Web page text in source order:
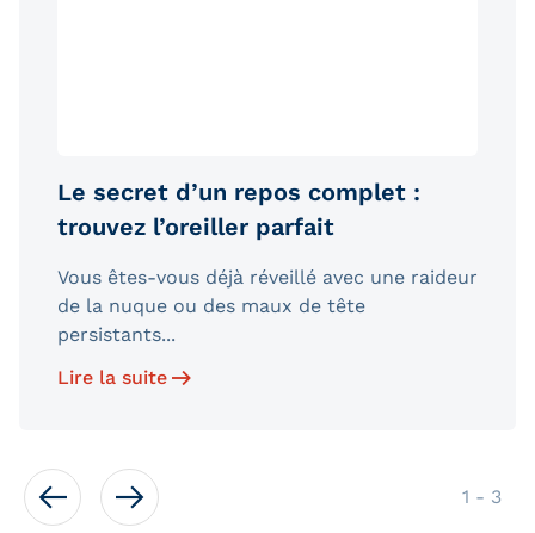
Le secret d’un repos complet :
trouvez l’oreiller parfait
Vous êtes-vous déjà réveillé avec une raideur
de la nuque ou des maux de tête
persistants...
Lire la suite
1 - de
3